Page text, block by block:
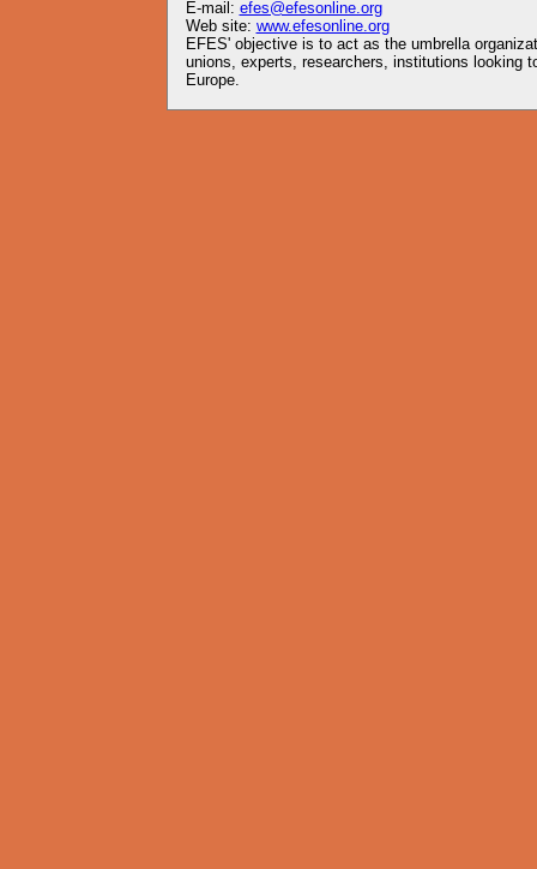
E-mail: efes@efesonline.org
Web site: www.efesonline.org
EFES' objective is to act as the umbrella
unions, experts, researchers, institutions looking
Europe.